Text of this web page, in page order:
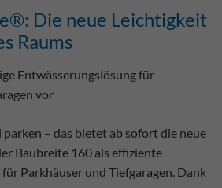
Die neue Leichtigkeit
Raums
Entwässerungslösung für
vor
– das bietet ab sofort die neue
Baubreite 160 als effiziente
Parkhäuser und Tiefgaragen. Dank